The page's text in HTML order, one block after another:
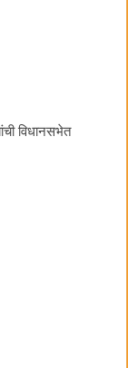
विधानसभेत